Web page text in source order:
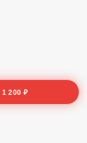
1 200 ₽